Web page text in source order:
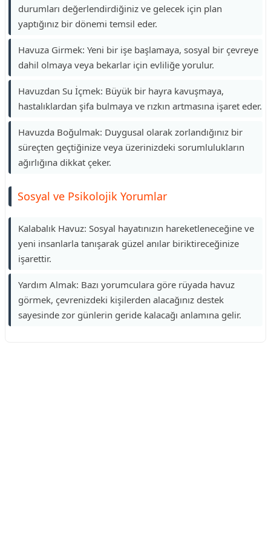
durumları değerlendirdiğiniz ve gelecek için plan
yaptığınız bir dönemi temsil eder.
Havuza Girmek: Yeni bir işe başlamaya, sosyal bir çevreye
dahil olmaya veya bekarlar için evliliğe yorulur.
Havuzdan Su İçmek: Büyük bir hayra kavuşmaya,
hastalıklardan şifa bulmaya ve rızkın artmasına işaret eder.
Havuzda Boğulmak: Duygusal olarak zorlandığınız bir
süreçten geçtiğinize veya üzerinizdeki sorumlulukların
ağırlığına dikkat çeker.
Sosyal ve Psikolojik Yorumlar
Kalabalık Havuz: Sosyal hayatınızın hareketleneceğine ve
yeni insanlarla tanışarak güzel anılar biriktireceğinize
işarettir.
Yardım Almak: Bazı yorumculara göre rüyada havuz
görmek, çevrenizdeki kişilerden alacağınız destek
sayesinde zor günlerin geride kalacağı anlamına gelir.